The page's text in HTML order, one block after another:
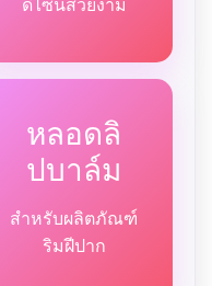
ดีไซน์สวยงาม
หลอดลิ
ปบาล์ม
สำหรับผลิตภัณฑ์
ริมฝีปาก